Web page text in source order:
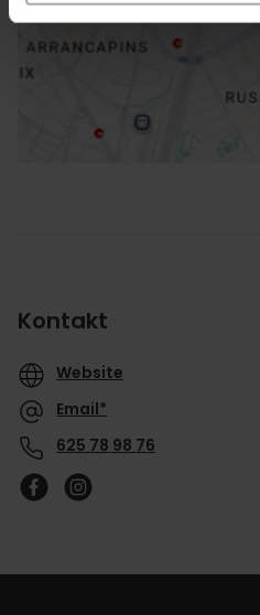
Richtungen
Kontakt
Website
Email*
625 78 98 76